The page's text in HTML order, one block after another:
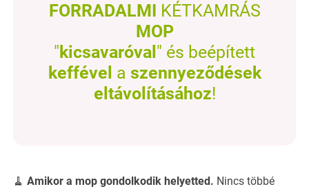
FORRADALMI KÉTKAMRÁS
MOP
"kicsavaróval " és beépített
keffével a szennyeződések
eltávolításához!
🧹 Amikor a mop gondolkodik helyetted. Nincs többé